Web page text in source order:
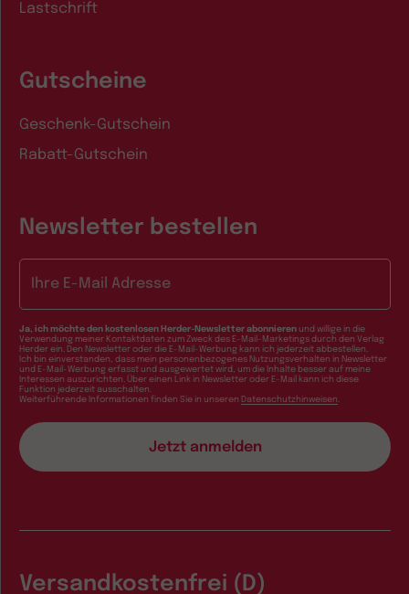
Lastschrift
Gutscheine
Geschenk-Gutschein
Rabatt-Gutschein
Newsletter bestellen
Ja, ich möchte den kostenlosen Herder-Newsletter abonnieren und willige in die
Verwendung meiner Kontaktdaten zum Zweck des E-Mail-Marketings durch den Verlag
Herder ein. Den Newsletter oder die E-Mail-Werbung kann ich jederzeit abbestellen.
Ich bin einverstanden, dass mein personenbezogenes Nutzungsverhalten in Newsletter
und E-Mail-Werbung erfasst und ausgewertet wird, um die Inhalte besser auf meine
Interessen auszurichten. Über einen Link in Newsletter oder E-Mail kann ich diese
Funktion jederzeit ausschalten.
Weiterführende Informationen finden Sie in unseren Datenschutzhinweisen
Versandkostenfrei (D)